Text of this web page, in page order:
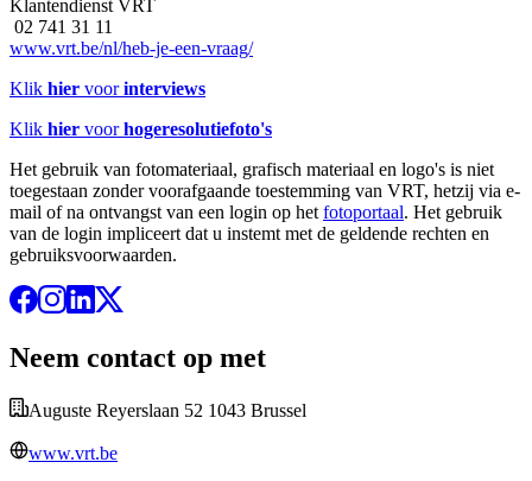
Klantendienst VRT
02 741 31 11
www.vrt.be/nl/heb-je-een-vraag/
Klik hier voorinterviews
Klik hier voorhogeresolutiefoto's
Het gebruik van fotomateriaal, grafisch materiaal en logo's is niet
toegestaan zonder voorafgaande toestemming van VRT, hetzij via e-
mail of na ontvangst van een login op het fotoportaal. Het gebruik
van de login impliceert dat u instemt met de geldende rechten en
gebruiksvoorwaarden.
Neem contact op met
Auguste Reyerslaan 52 1043 Brussel
www.vrt.be